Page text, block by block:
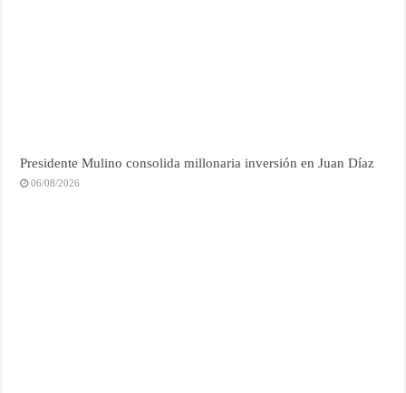
Presidente Mulino consolida millonaria inversión en Juan Díaz
06/08/2026